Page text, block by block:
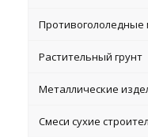
Растительный грунт
Металлические
Смеси сухие